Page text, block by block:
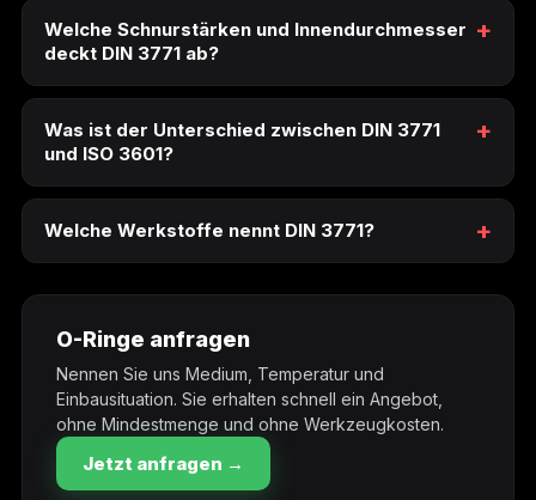
Welche Schnurstärken und Innendurchmesser
deckt DIN 3771 ab?
Was ist der Unterschied zwischen DIN 3771
und ISO 3601?
Welche Werkstoffe nennt DIN 3771?
O-Ringe anfragen
Nennen Sie uns Medium, Temperatur und
Einbausituation. Sie erhalten schnell ein Angebot,
ohne Mindestmenge und ohne Werkzeugkosten.
Jetzt anfragen →